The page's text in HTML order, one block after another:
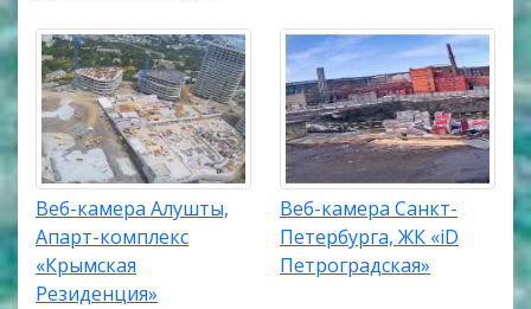
Веб-камера Алушты,
Апарт-комплекс
«Крымская
Резиденция»
Веб-камера Санкт-
Петербурга, ЖК «iD
Петроградская»